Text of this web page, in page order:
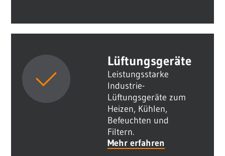
Lüftungsgeräte
Leistungsstarke
Industrie-
Lüftungsgeräte zum
Heizen, Kühlen,
Befeuchten und
Filtern.
Mehr erfahren